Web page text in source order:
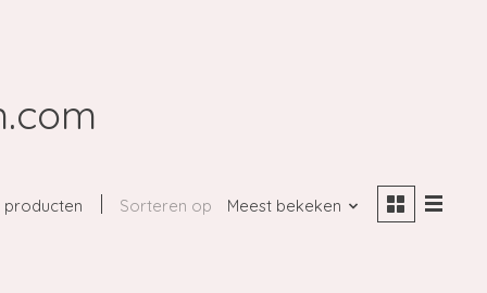
producten Sorteren op Meest bekeken